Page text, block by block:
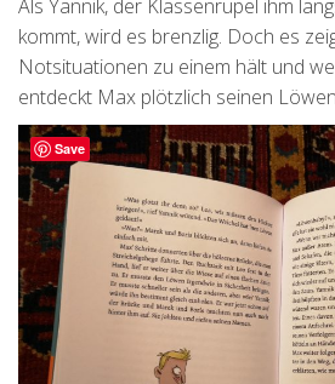
Als Yannik, der Klassenrüpel ihm
kommt, wird es brenzlig. Doch es
Notsituationen zu einem hält und
entdeckt Max plötzlich seinen
Save